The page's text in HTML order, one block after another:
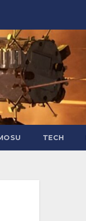
TECH